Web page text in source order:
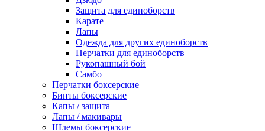
Защита для единоборств
Карате
Лапы
Одежда для других единоборств
Перчатки для единоборств
Рукопашный бой
Самбо
Перчатки боксерские
Бинты боксерские
Капы / защита
Лапы / макивары
Шлемы боксерские